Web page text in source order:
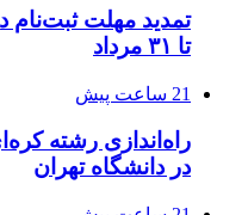
تا ۳۱ مرداد
21 ساعت پیش
در دانشگاه تهران